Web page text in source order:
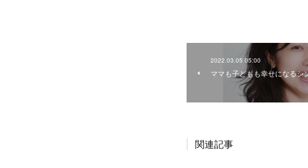
2022.03.05 05:00
ママも子どもも幸せになるシ
関連記事